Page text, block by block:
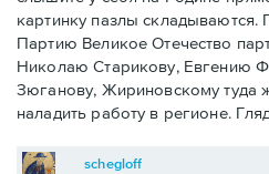
картинку пазлы складываются.
Партию Великое Отечество
Николаю Старикову, Евгению
Зюганову, Жириновскому туда
наладить работу в регионе.
schegloff